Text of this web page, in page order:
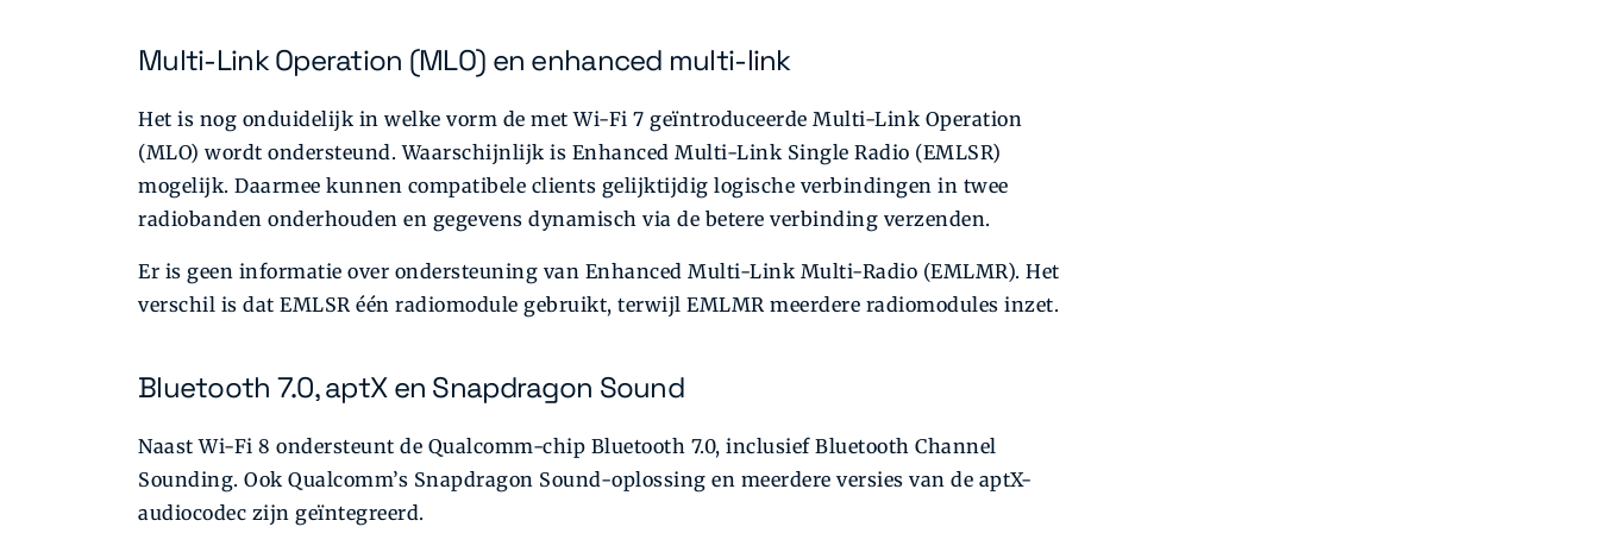
Multi-Link Operation (MLO) en enhanced multi-link
Het is nog onduidelijk in welke vorm de met Wi-Fi 7 geïntroduceerde Multi-Link Operation
(MLO) wordt ondersteund. Waarschijnlijk is Enhanced Multi-Link Single Radio (EMLSR)
mogelijk. Daarmee kunnen compatibele clients gelijktijdig logische verbindingen in twee
radiobanden onderhouden en gegevens dynamisch via de betere verbinding verzenden.
Er is geen informatie over ondersteuning van Enhanced Multi-Link Multi-Radio (EMLMR). Het
verschil is dat EMLSR één radiomodule gebruikt, terwijl EMLMR meerdere radiomodules inzet.
Bluetooth 7.0, aptX en Snapdragon Sound
Naast Wi-Fi 8 ondersteunt de Qualcomm-chip Bluetooth 7.0, inclusief Bluetooth Channel
Sounding. Ook Qualcomm’s Snapdragon Sound-oplossing en meerdere versies van de aptX-
audiocodec zijn geïntegreerd.